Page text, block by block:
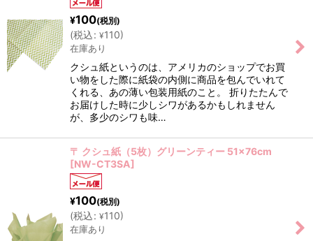
¥100(税別)
(税込: ¥110)
在庫あり
クシュ紙というのは、アメリカのショップでお買
い物をした際に紙袋の内側に商品を包んでいれて
くれる、あの薄い包装用紙のこと。 折りたたんで
お届けした時に少しシワがあるかもしれません
が、多少のシワも味…
〒 クシュ紙（5枚）グリーンティー 51×76cm
[NW-CT3SA]
¥100(税別)
(税込: ¥110)
在庫あり